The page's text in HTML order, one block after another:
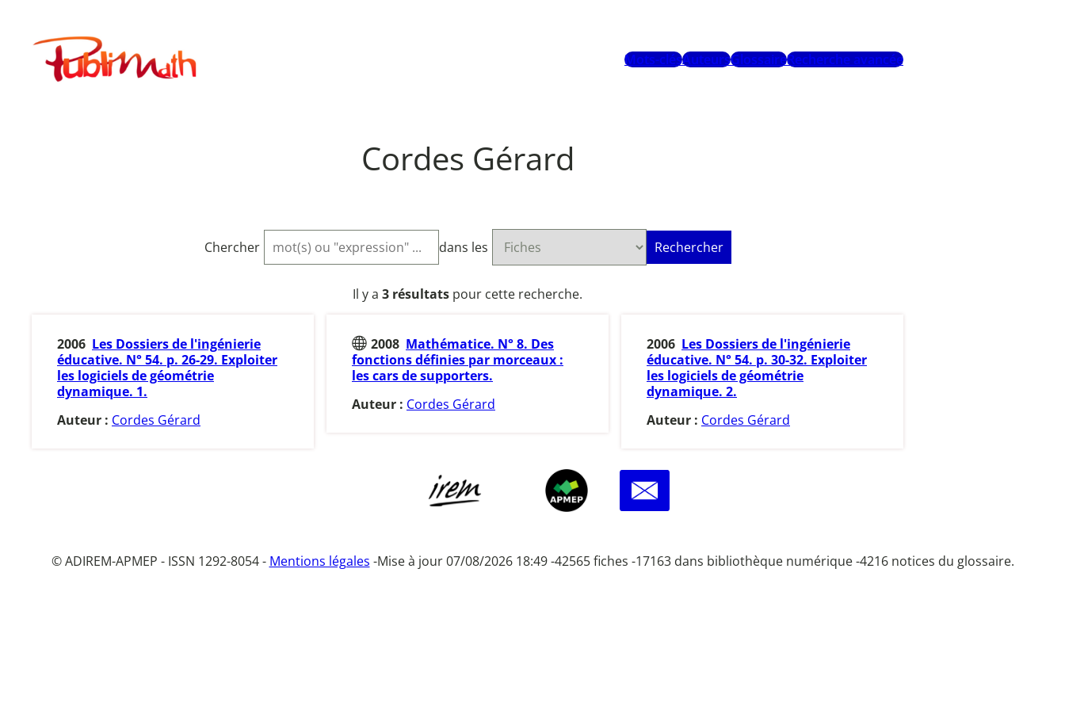
contenuPublimath
Mots-clésAuteursGlossaireRecherche avancée
Cordes Gérard
Chercher dans les Rechercher
Il y a 3 résultats pour cette recherche.
2006 Les Dossiers de l'ingénierie
éducative. N° 54. p. 26-29. Exploiter
les logiciels de géométrie
dynamique. 1.
Auteur : Cordes Gérard
2008 Mathématice. N° 8. Des
fonctions définies par morceaux :
les cars de supporters.
Auteur : Cordes Gérard
2006 Les Dossiers de l'ingénierie
éducative. N° 54. p. 30-32. Exploiter
les logiciels de géométrie
dynamique. 2.
Auteur : Cordes Gérard
© ADIREM-APMEP - ISSN 1292-8054 - Mentions légales -Mise à jour 07/08/2026 18:49 -42565 fiches -17163 dans bibliothèque numérique -4216 notices du glossaire.